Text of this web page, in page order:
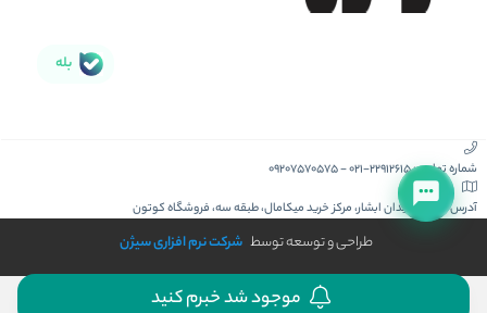
بله
شماره تماس :021-22912615
-
09207570575
آدرس :کیش، میدان ابشار، مرکز خرید میکامال، طبقه سه، فروشگاه کوتون
طراحی و توسعه توسط شرکت نرم افزاری سیژن